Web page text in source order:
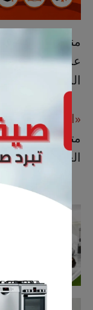
منحت جامعة أم
عمير درجة
المنتجات،
«القطيف اليوم»
متمنيةً لها
العلمية